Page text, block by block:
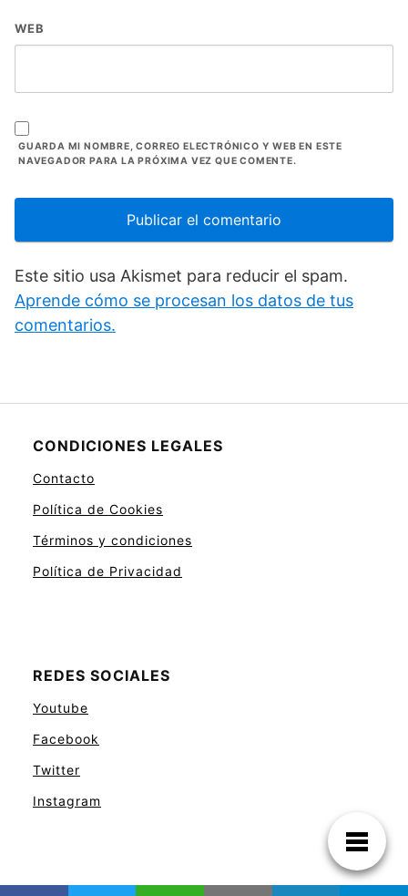
WEB
GUARDA MI NOMBRE, CORREO ELECTRÓNICO Y WEB EN ESTE
NAVEGADOR PARA LA PRÓXIMA VEZ QUE COMENTE.
Este sitio usa Akismet para reducir el spam.
Aprende cómo se procesan los datos de tus
comentarios.
CONDICIONES LEGALES
Contacto
Política de Cookies
Términos y condiciones
Política de Privacidad
REDES SOCIALES
Youtube
Facebook
Twitter
Instagram